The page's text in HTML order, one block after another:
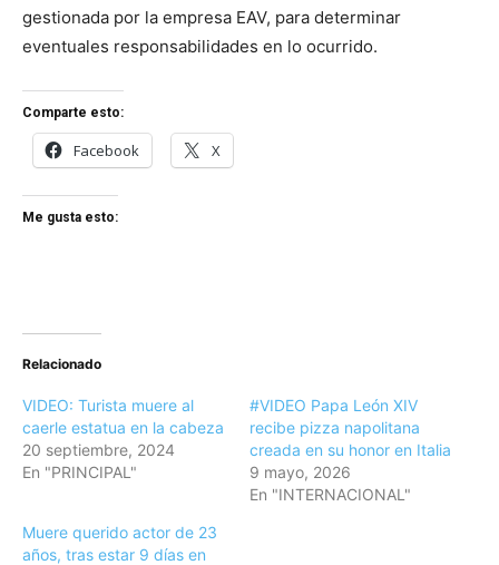
gestionada por la empresa EAV, para determinar
eventuales responsabilidades en lo ocurrido.
Comparte esto:
Facebook X
Me gusta esto:
Relacionado
VIDEO: Turista muere al
caerle estatua en la cabeza
20 septiembre, 2024
En "PRINCIPAL"
#VIDEO Papa León XIV
recibe pizza napolitana
creada en su honor en Italia
9 mayo, 2026
En "INTERNACIONAL"
Muere querido actor de 23
años, tras estar 9 días en